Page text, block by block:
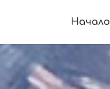
Начало